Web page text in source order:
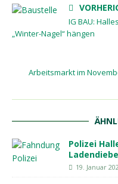
IG BAU:
„Winter-Nagel“ hängen
Arbeitsmarkt im
Polizei
19. Januar